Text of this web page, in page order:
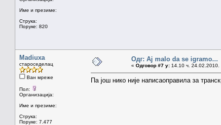
Име и презиме:
Струка:
Поруке: 820
Madiuxa
староседелац
Ван мреже
Пол:
Организација:
Име и презиме:
Струка:
Поруке: 7.477
Одг: Aj malo da se igramo...
« Одговор #7 у: 14.10 ч. 24.02.2010.
Па још нико није написаоправила за